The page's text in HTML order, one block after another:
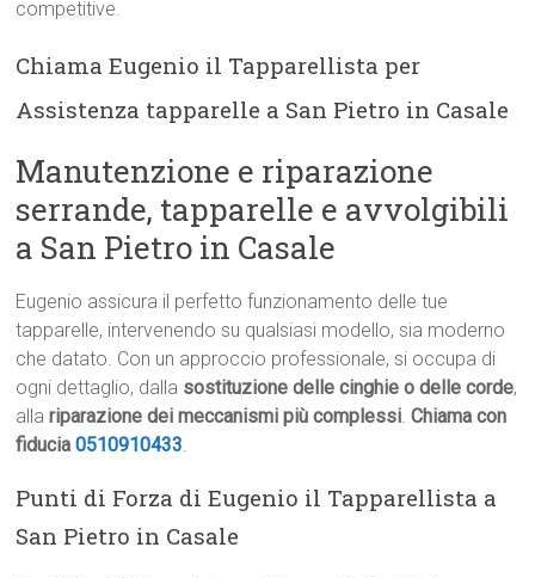
competitive.
Chiama Eugenio il Tapparellista per
Assistenza tapparelle a San Pietro in Casale
Manutenzione e riparazione
serrande, tapparelle e avvolgibili
a San Pietro in Casale
Eugenio assicura il perfetto funzionamento delle tue
tapparelle, intervenendo su qualsiasi modello, sia moderno
che datato. Con un approccio professionale, si occupa di
ogni dettaglio, dalla sostituzione delle cinghie o delle corde,
allariparazione dei meccanismi più complessi.Chiama con
fiducia0510910433.
Punti di Forza di Eugenio il Tapparellista a
San Pietro in Casale